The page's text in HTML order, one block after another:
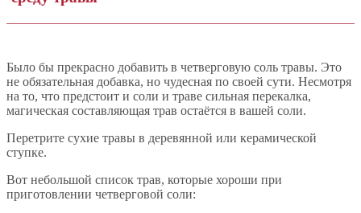
Было бы прекрасно добавить в четверговую соль травы. Это
не обязательная добавка, но чудесная по своей сути. Несмотря
на то, что предстоит и соли и траве сильная перекалка,
магическая составляющая трав остаётся в вашей соли.
Перетрите сухие травы в деревянной или керамической
ступке.
Вот небольшой список трав, которые хороши при
приготовлении четверговой соли: